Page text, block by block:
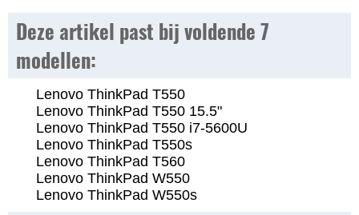
Deze artikel past bij voldende 7
modellen:
Lenovo ThinkPad T550
Lenovo ThinkPad T550 15.5"
Lenovo ThinkPad T550 i7-5600U
Lenovo ThinkPad T550s
Lenovo ThinkPad T560
Lenovo ThinkPad W550
Lenovo ThinkPad W550s